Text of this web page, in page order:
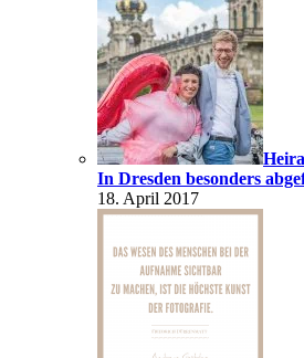
In Dresden besonders
18. April 2017